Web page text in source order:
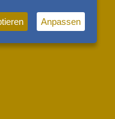
Anpassen